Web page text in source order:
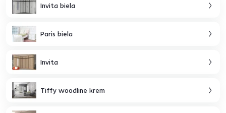
Invita biela
Paris biela
Invita
Tiffy woodline krem